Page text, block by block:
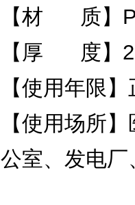
【材 质】
【厚 度】
【使用年限
【使用场所
公室、发电